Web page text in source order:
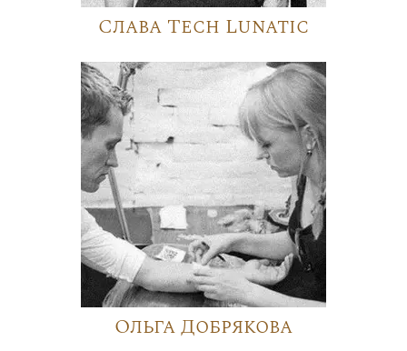
Слава Tech Lunatic
Ольга Добрякова